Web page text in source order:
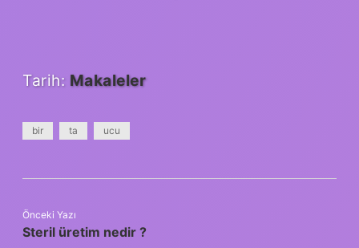
Tarih: Makaleler
bir ta ucu
Önceki Yazı
Steril üretim nedir ?